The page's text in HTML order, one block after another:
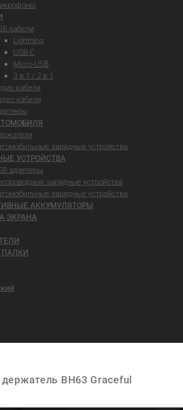
кабели
Lightning
USB-C
Micro-USB
3 в 1 / 2 в 1
кабели
кабели
зарядные устройства
УСТРОЙСТВА
адаптеры
зарядные устройства
зарядные устройства
АККУМУЛЯТОРЫ
ЭКРАНА
BH63 Graceful